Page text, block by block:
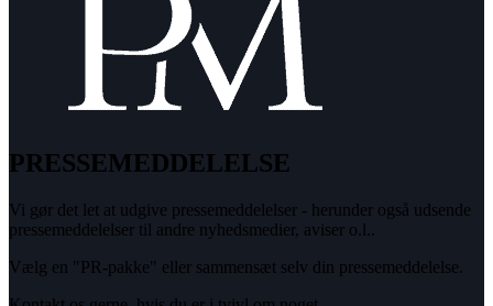
PRESSEMEDDELELSE
Vi gør det let at udgive pressemeddelelser - herunder også udsende
pressemeddelelser til andre nyhedsmedier, aviser o.l..
Vælg en "PR-pakke" eller sammensæt selv din pressemeddelelse.